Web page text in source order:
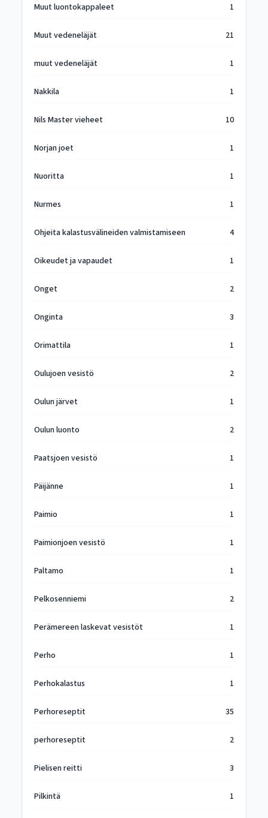
Muut luontokappaleet 1
Muut vedeneläjät 21
muut vedeneläjät 1
Nakkila 1
Nils Master vieheet 10
Norjan joet 1
Nuoritta 1
Nurmes 1
Ohjeita kalastusvälineiden valmistamiseen 4
Oikeudet ja vapaudet 1
Onget 2
Onginta 3
Orimattila 1
Oulujoen vesistö 2
Oulun järvet 1
Oulun luonto 2
Paatsjoen vesistö 1
Päijänne 1
Paimio 1
Paimionjoen vesistö 1
Paltamo 1
Pelkosenniemi 2
Perämereen laskevat vesistöt 1
Perho 1
Perhokalastus 1
Perhoreseptit 35
perhoreseptit 2
Pielisen reitti 3
Pilkintä 1